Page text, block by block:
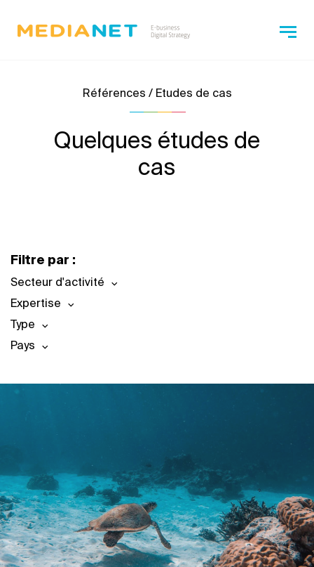
Références / Etudes de cas
Quelques études de
cas
Filtre par :
Secteur d'activité
Expertise
Type
Pays